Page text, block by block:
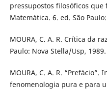
pressupostos filosóficos
Matemática. 6. ed. São
MOURA, C. A. R. Crítica da
Paulo: Nova Stella/Usp, 1989.
MOURA, C. A. R. “Prefácio”.
fenomenologia pura e para